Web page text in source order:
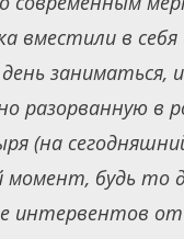
вместили в
заниматься,
разорванную
(на
будь то
интервентов